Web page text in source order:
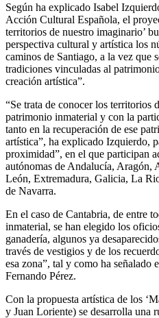
Según ha explicado Isabel
Acción Cultural Española, el
territorios de nuestro imaginario’
perspectiva cultural y artística los
caminos de Santiago, a la vez que
tradiciones vinculadas al
creación artística”.
“Se trata de conocer los territorios
patrimonio inmaterial y con la
tanto en la recuperación de ese
artística”, ha explicado Izquierdo,
proximidad”, en el que participan
autónomas de Andalucía, Aragón,
León, Extremadura, Galicia, La
de Navarra.
En el caso de Cantabria, de entre
inmaterial, se han elegido los
ganadería, algunos ya
través de vestigios y de los
esa zona”, tal y como ha señalado
Fernando Pérez.
Con la propuesta artística de los
y Juan Loriente) se desarrolla una